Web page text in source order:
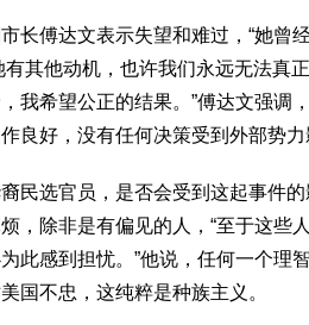
长傅达文表示失望和难过，“她曾
其他动机，也许我们永远无法真
我希望公正的结果。”傅达文强调
良好，没有任何决策受到外部势力
民选官员，是否会受到这起事件
，除非是有偏见的人，“至于这些
此感到担忧。”他说，任何一个理
国不忠，这纯粹是种族主义。